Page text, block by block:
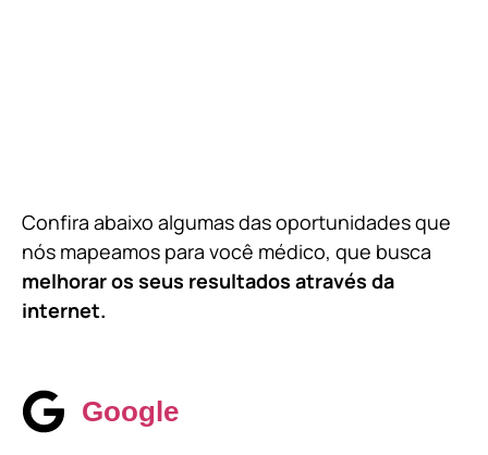
Confira abaixo algumas das oportunidades que
nós mapeamos para você médico, que busca
melhorar os seus resultados através da
internet.
Google